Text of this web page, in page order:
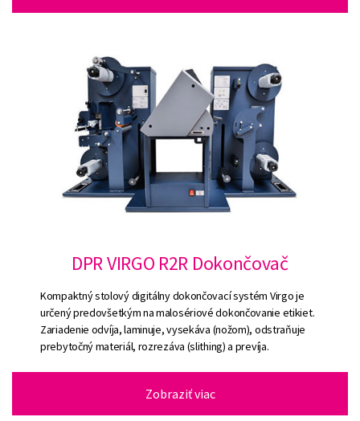
DPR VIRGO R2R Dokončovač
Kompaktný stolový digitálny dokončovací systém Virgo je
určený predovšetkým na malosériové dokončovanie etikiet.
Zariadenie odvíja, laminuje, vysekáva (nožom), odstraňuje
prebytočný materiál, rozrezáva (slithing) a prevíja.
Zobraziť viac